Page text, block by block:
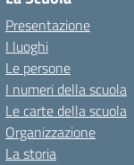
Presentazione
I luoghi
Le persone
I numeri della scuola
Le carte della scuola
Organizzazione
La storia